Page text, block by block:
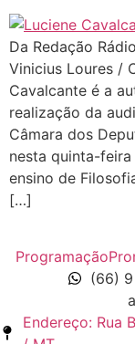
Da Redação
Vinicius Loures /
Cavalcante é a
realização da
Câmara dos
nesta quinta-
ensino de
[…]
Programação
(66)
Endereço: Rua